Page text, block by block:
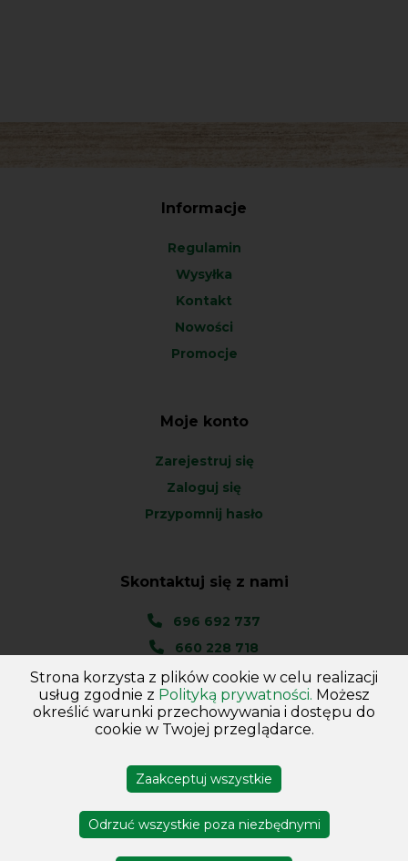
Informacje
Regulamin
Wysyłka
Kontakt
Nowości
Promocje
Moje konto
Zarejestruj się
Zaloguj się
Przypomnij hasło
Skontaktuj się z nami
696 692 737
660 228 718
Ul. Węgierska 1A
46-045 Kotórz Mały
(woj. Opolskie)
Copyright © 2026 Hurtownia - Majster. Wszelkie prawa
Strona korzysta z plików cookie w celu realizacji
usług zgodnie z Polityką prywatności. Możesz
określić warunki przechowywania i dostępu do
cookie w Twojej przeglądarce.
Zaakceptuj wszystkie
Odrzuć wszystkie poza niezbędnymi